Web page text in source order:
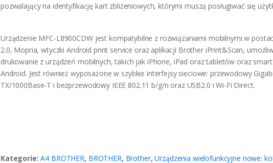
pozwalający na identyfikację kart zbliżeniowych, którymi muszą posługiwać się
Urządzenie MFC-L8900CDW jest kompatybilne z rozwiązaniami mobilnymi w
2.0, Mopria, wtyczki Android print service oraz aplikacji Brother iPrint&Scan,
drukowanie z urządzeń mobilnych, takich jak iPhone, iPad oraz tabletów oraz
Android. Jest również wyposażone w szybkie interfejsy sieciowe: przewodowy
TX/1000Base-T i bezprzewodowy IEEE 802.11 b/g/n oraz USB2.0 i Wi-Fi Direct.
Kategorie:A4 BROTHER, BROTHER, Brother,Urządzenia wielofunkcyjne nowe: